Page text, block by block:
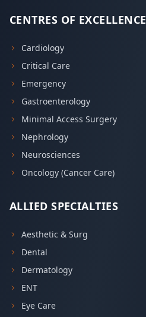
CENTRES OF EXCELLENCE
Cardiology
Critical Care
Emergency
Gastroenterology
Minimal Access Surgery
Nephrology
Neurosciences
Oncology (Cancer Care)
ALLIED SPECIALTIES
Aesthetic & Surg
Dental
Dermatology
ENT
Eye Care